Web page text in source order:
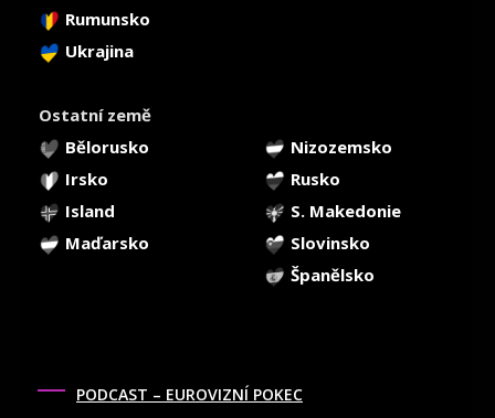
Rumunsko
Ukrajina
Ostatní země
Bělorusko
Nizozemsko
Irsko
Rusko
Island
S. Makedonie
Maďarsko
Slovinsko
Španělsko
PODCAST – EUROVIZNÍ POKEC